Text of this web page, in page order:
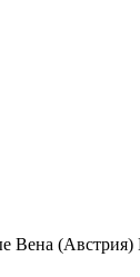
Вена (Австрия)